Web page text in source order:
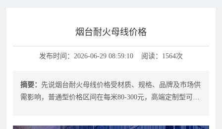
烟台耐火母线价格
发布时间：2026-06-29 08:59:10 阅读：1564次
摘要：先说烟台耐火母线价格受材质、规格、品牌及市场供
需影响，普通型价格区间在每米80-300元，高端定制型可达